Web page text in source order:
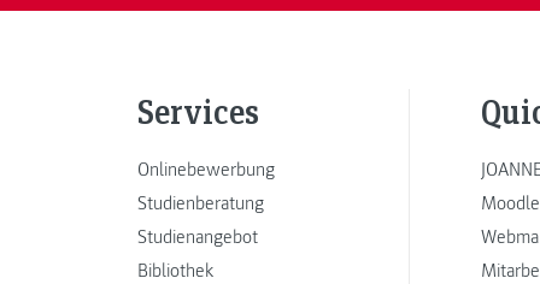
Services
Onlinebewerbung
Studienberatung
Studienangebot
Bibliothek